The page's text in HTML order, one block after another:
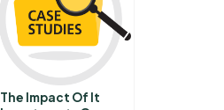
The Impact Of It